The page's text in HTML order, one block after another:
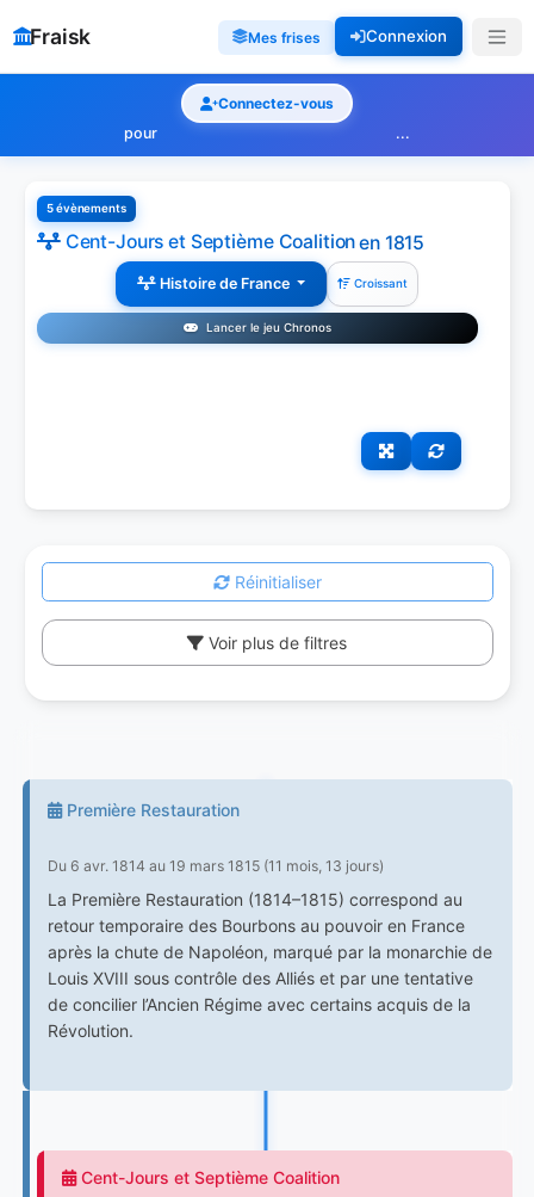
Fraisk Mes frises Connexion
Connectez-vous
pour
...
5 évènements
Cent-Jours et Septième Coalitionen 1815
Histoire de France Croissant
Lancer le jeu Chronos
Réinitialiser
Voir plus de filtres
Première Restauration
Du 6 avr. 1814 au 19 mars 1815 (11 mois, 13 jours)
La Première Restauration (1814–1815) correspond au
retour temporaire des Bourbons au pouvoir en France
après la chute de Napoléon, marqué par la monarchie de
Louis XVIII sous contrôle des Alliés et par une tentative
de concilier l’Ancien Régime avec certains acquis de la
Révolution.
Cent-Jours et Septième Coalition